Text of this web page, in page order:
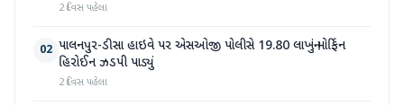
2 દિવસ પહેલા
02 પાલનપુર-ડીસા હાઇવે પર એસઓજી પોલીસે 19.80 લાખનું મોર્ફિન
હિરોઈન ઝડપી પાડ્યું
2 દિવસ પહેલા